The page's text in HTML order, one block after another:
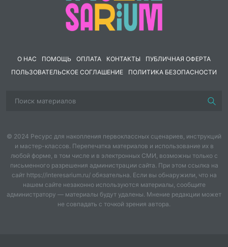
прочитать условие задачи;
определить рассматриваемый раздел теплотехники
3 провести кодирование условия задачи;
5определить основное расчетное уравнение
7провести необходимые математические
преобразования;
8 сделать вычисления;
9оценить реальность полученных результатов;
О НАС ПОМОЩЬ ОПЛАТА КОНТАКТЫ
ПУБЛИЧНАЯ ОФЕРТА
ПОЛЬЗОВАТЕЛЬСКОЕ СОГЛАШЕНИЕ
ПОЛИТИКА БЕЗОПАСНОСТИ
© 2024 Ресурс для накопления первоклассных сценариев, инструкций
и мастер-классов. Перепечатка материалов и использование их в
любой форме, в том числе и в электронных СМИ, возможны только с
письменного разрешения администрации сайта. При этом ссылка на
сайт https://interesarium.ru/ обязательна. Если вы обнаружили, что на
нашем сайте незаконно используются материалы, сообщите
администратору — материалы будут удалены. Мнение редакции может
не совпадать с точкой зрения автора.